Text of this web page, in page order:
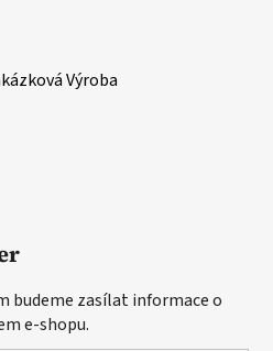
Výroba
budeme zasílat informace o
e-shopu.